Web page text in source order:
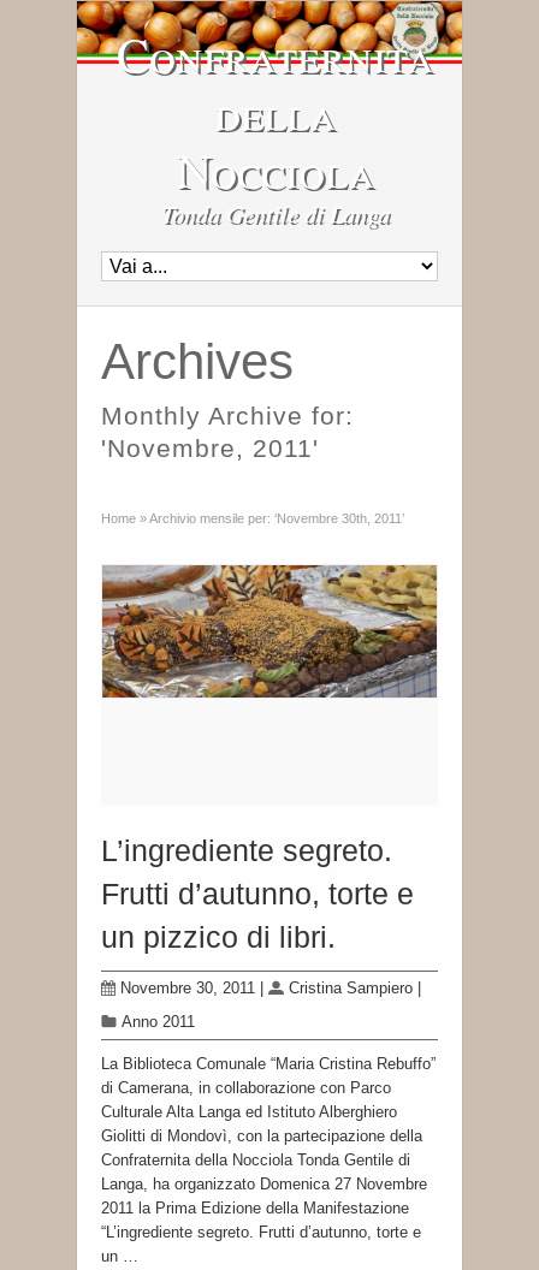
Confraternita
della
Nocciola
Tonda Gentile di Langa
Archives
Monthly Archive for:
'Novembre, 2011'
Home »Archivio mensile per: ‘Novembre 30th, 2011’
L’ingrediente segreto.
Frutti d’autunno, torte e
un pizzico di libri.
Novembre 30, 2011 Cristina Sampiero
Anno 2011
La Biblioteca Comunale “Maria Cristina Rebuffo”
di Camerana, in collaborazione con Parco
Culturale Alta Langa ed Istituto Alberghiero
Giolitti di Mondovì, con la partecipazione della
Confraternita della Nocciola Tonda Gentile di
Langa, ha organizzato Domenica 27 Novembre
2011 la Prima Edizione della Manifestazione
“L’ingrediente segreto. Frutti d’autunno, torte e
un …